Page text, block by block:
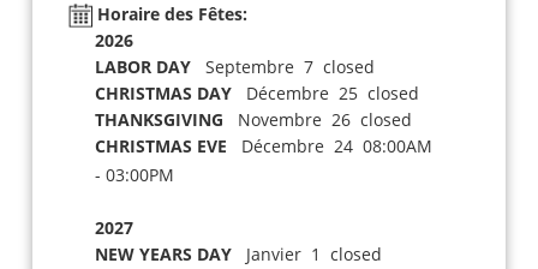
Horaire des Fêtes:
2026
LABOR DAYSeptembre 7 closed
CHRISTMAS DAYDécembre 25 closed
THANKSGIVING Novembre 26 closed
CHRISTMAS EVE Décembre 24 08:00AM
- 03:00PM
2027
NEW YEARS DAYJanvier 1 closed